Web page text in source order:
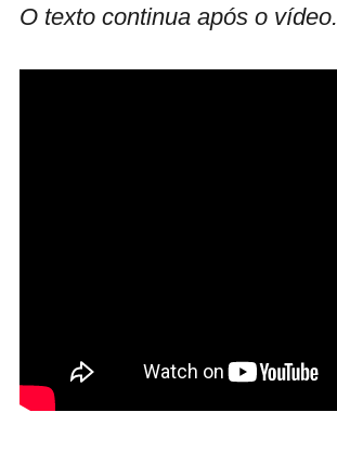
O texto continua após o vídeo.